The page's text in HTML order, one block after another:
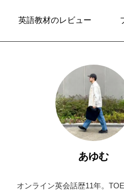
英語教材のレビュー
あゆむ
オンライン英会話歴11年。